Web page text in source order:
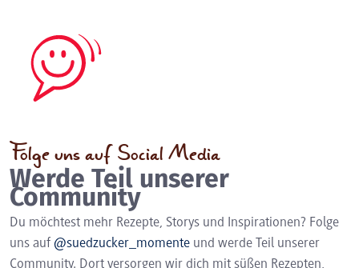
Folge uns auf Social Media
Werde Teil unserer
Community
Du möchtest mehr Rezepte, Storys und Inspirationen? Folge
uns auf @suedzucker_momente und werde Teil unserer
Community. Dort versorgen wir dich mit süßen Rezepten,